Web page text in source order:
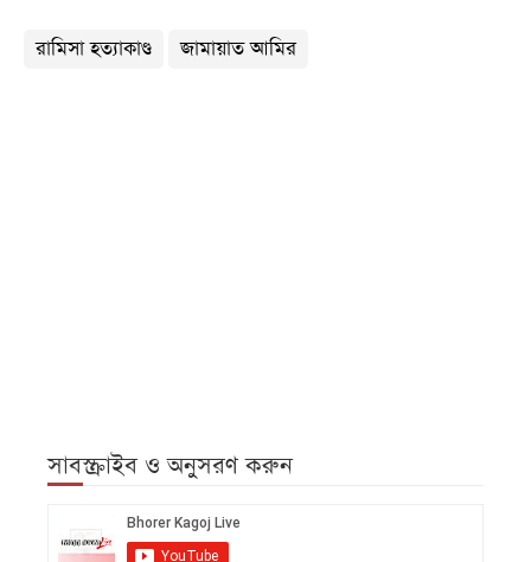
রামিসা হত্যাকাণ্ড জামায়াত আমির
সাবস্ক্রাইব ও অনুসরণ করুন